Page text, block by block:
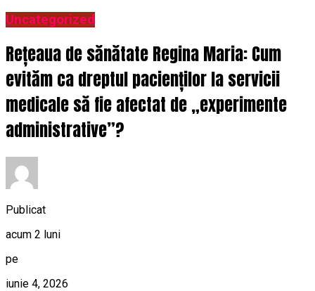
Uncategorized
Rețeaua de sănătate Regina Maria: Cum
evităm ca dreptul pacienților la servicii
medicale să fie afectat de „experimente
administrative”?
Publicat
acum 2 luni
pe
iunie 4, 2026